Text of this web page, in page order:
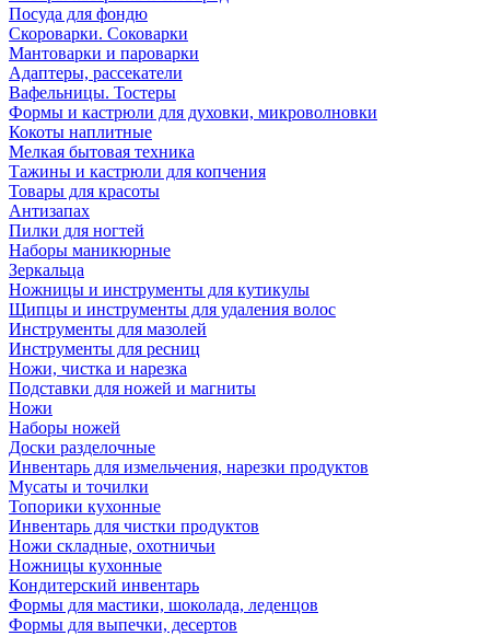
Посуда для фондю
Скороварки. Соковарки
Мантоварки и пароварки
Адаптеры, рассекатели
Вафельницы. Тостеры
Формы и кастрюли для духовки, микроволновки
Кокоты наплитные
Мелкая бытовая техника
Тажины и кастрюли для копчения
Товары для красоты
Антизапах
Пилки для ногтей
Наборы маникюрные
Зеркальца
Ножницы и инструменты для кутикулы
Щипцы и инструменты для удаления волос
Инструменты для мазолей
Инструменты для ресниц
Ножи, чистка и нарезка
Подставки для ножей и магниты
Ножи
Наборы ножей
Доски разделочные
Инвентарь для измельчения, нарезки продуктов
Мусаты и точилки
Топорики кухонные
Инвентарь для чистки продуктов
Ножи складные, охотничьи
Ножницы кухонные
Кондитерский инвентарь
Формы для мастики, шоколада, леденцов
Формы для выпечки, десертов